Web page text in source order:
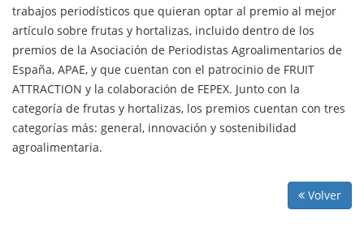
trabajos periodísticos que quieran optar al premio al mejor
artículo sobre frutas y hortalizas, incluido dentro de los
premios de la Asociación de Periodistas Agroalimentarios de
España, APAE, y que cuentan con el patrocinio de FRUIT
ATTRACTION y la colaboración de FEPEX. Junto con la
categoría de frutas y hortalizas, los premios cuentan con tres
categorías más: general, innovación y sostenibilidad
agroalimentaria.
Volver